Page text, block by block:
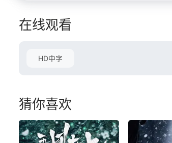
在线观看
HD中字
猜你喜欢